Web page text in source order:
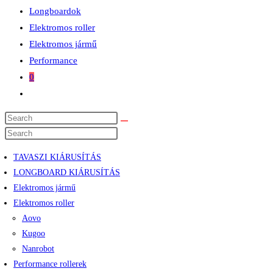
Longboardok
Elektromos roller
Elektromos jármű
Performance
0
search
TAVASZI KIÁRUSÍTÁS
LONGBOARD KIÁRUSÍTÁS
Elektromos jármű
Elektromos roller
Aovo
Kugoo
Nanrobot
Performance rollerek